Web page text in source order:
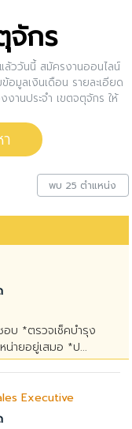
จักร
แล้ววันนี้ สมัครงานออนไลน์
มูลเงินเดือน รายละเอียด
นประจำ เขตจตุจักร ให้
พบ 25 ตำแหน่ง
บ *ตรวจเช็คบำรุง
น่ายอยู่เสมอ *ป...
Executive